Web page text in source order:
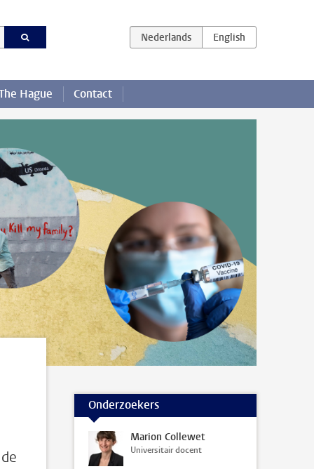
Hague Contact
Onderzoekers
Marion Collewet
Universitair docent